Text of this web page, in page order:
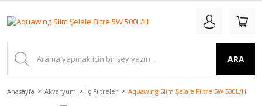
ARA
Anasayfa Akvaryum İç Filtreler Aquawıng Slim Şelale Filtre 5W 500L/H